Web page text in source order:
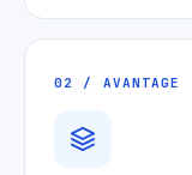
02 / AVANTAGE